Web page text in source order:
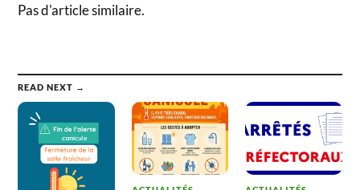
Pas d'article similaire.
READ NEXT →